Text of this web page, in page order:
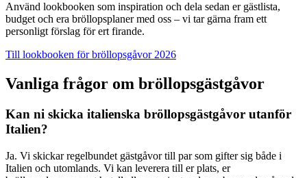
Använd lookbooken som inspiration och dela sedan er gästlista,
budget och era bröllopsplaner med oss – vi tar gärna fram ett
personligt förslag för ert firande.
Till lookbooken för bröllopsgåvor 2026
Vanliga frågor om bröllopsgästgåvor
Kan ni skicka italienska bröllopsgästgåvor utanför
Italien?
Ja. Vi skickar regelbundet gästgåvor till par som gifter sig både i
Italien och utomlands. Vi kan leverera till er plats, er